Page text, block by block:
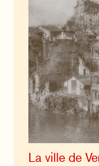
La ville de